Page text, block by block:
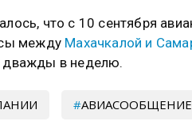
что с 10 сентября
между Махачкалой и
дважды в неделю.
АВИАСООБЩЕНИЕ